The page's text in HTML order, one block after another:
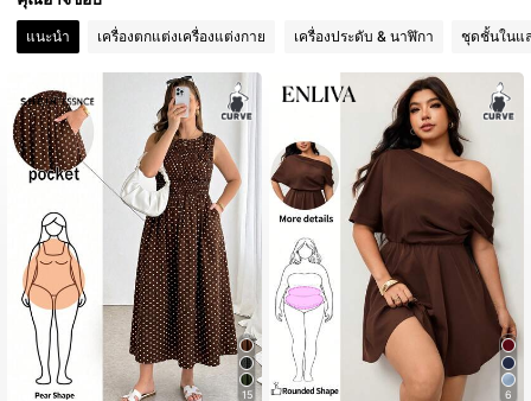
260K ผู้ติดตาม
4.83 260K ผู้ติดตาม
4.83 260K ผู้ติดตาม
แนะนำ เครื่องตกแต่งเครื่องแต่งกาย เครื่องประดับ & นาฬิกา ชุดชั้นในแ
15 6